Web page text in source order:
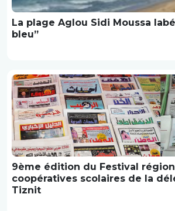
La plage Aglou Sidi Moussa
bleu”
9ème édition du Festival
coopératives scolaires de la
Tiznit